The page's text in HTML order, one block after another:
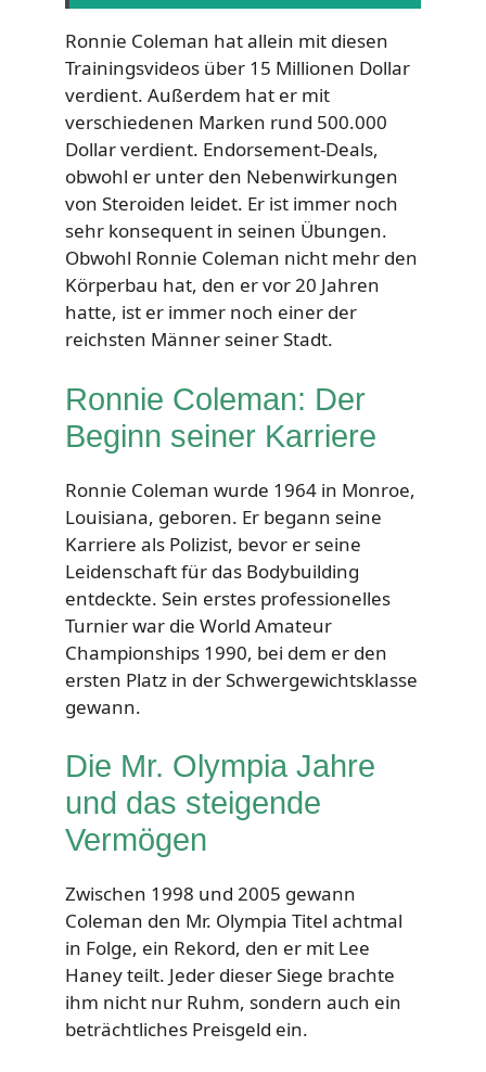
Ronnie Coleman hat allein mit diesen
Trainingsvideos über 15 Millionen Dollar
verdient. Außerdem hat er mit
verschiedenen Marken rund 500.000
Dollar verdient. Endorsement-Deals,
obwohl er unter den Nebenwirkungen
von Steroiden leidet. Er ist immer noch
sehr konsequent in seinen Übungen.
Obwohl Ronnie Coleman nicht mehr den
Körperbau hat, den er vor 20 Jahren
hatte, ist er immer noch einer der
reichsten Männer seiner Stadt.
Ronnie Coleman: Der
Beginn seiner Karriere
Ronnie Coleman wurde 1964 in Monroe,
Louisiana, geboren. Er begann seine
Karriere als Polizist, bevor er seine
Leidenschaft für das Bodybuilding
entdeckte. Sein erstes professionelles
Turnier war die World Amateur
Championships 1990, bei dem er den
ersten Platz in der Schwergewichtsklasse
gewann.
Die Mr. Olympia Jahre
und das steigende
Vermögen
Zwischen 1998 und 2005 gewann
Coleman den Mr. Olympia Titel achtmal
in Folge, ein Rekord, den er mit Lee
Haney teilt. Jeder dieser Siege brachte
ihm nicht nur Ruhm, sondern auch ein
beträchtliches Preisgeld ein.